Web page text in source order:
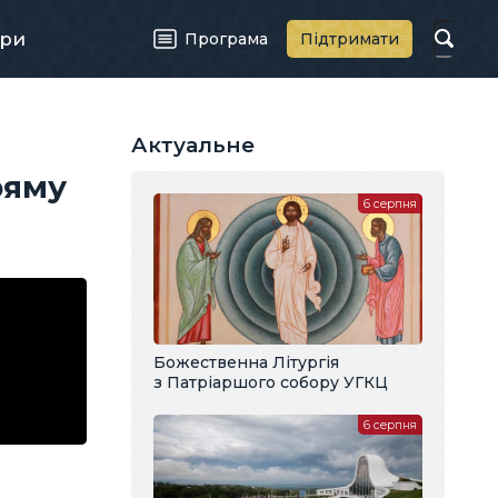
Програма Підтримати
Актуальне
Божественна Літургія
з Патріаршого собору УГКЦ
6 серпня
6 серпня